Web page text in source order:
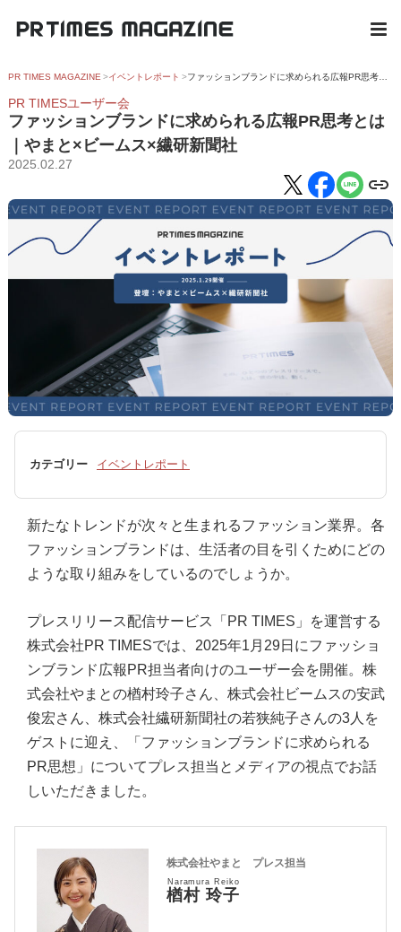
PR TIMES MAGAZINE イベントレポート ファッションブランドに求められる広報PR思考とは｜やまと×ビームス×繊研新聞社
PR TIMESユーザー会
ファッションブランドに求められる広報PR思考とは
｜やまと×ビームス×繊研新聞社
2025.02.27
カテゴリー イベントレポート
新たなトレンドが次々と生まれるファッション業界。各
ファッションブランドは、生活者の目を引くためにどの
ような取り組みをしているのでしょうか。
プレスリリース配信サービス「PR TIMES」を運営する
株式会社PR TIMESでは、2025年1月29日にファッショ
ンブランド広報PR担当者向けのユーザー会を開催。株
式会社やまとの楢村玲子さん、株式会社ビームスの安武
俊宏さん、株式会社繊研新聞社の若狭純子さんの3人を
ゲストに迎え、「ファッションブランドに求められる
PR思想」についてプレス担当とメディアの視点でお話
しいただきました。
株式会社やまと プレス担当
楢村 玲子
Naramura Reiko